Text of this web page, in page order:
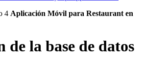
4 Aplicación Móvil para Restaurant en
la base de datos